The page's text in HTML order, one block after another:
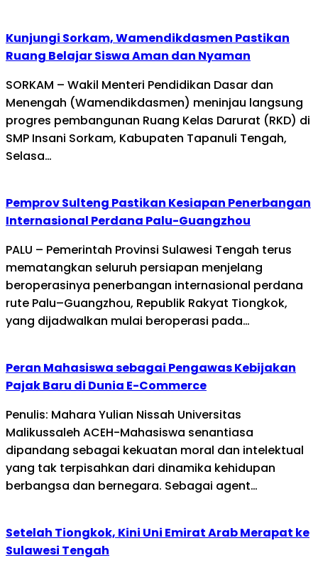
Kunjungi Sorkam, Wamendikdasmen Pastikan
Ruang Belajar Siswa Aman dan Nyaman
SORKAM – Wakil Menteri Pendidikan Dasar dan
Menengah (Wamendikdasmen) meninjau langsung
progres pembangunan Ruang Kelas Darurat (RKD) di
SMP Insani Sorkam, Kabupaten Tapanuli Tengah,
Selasa…
Pemprov Sulteng Pastikan Kesiapan Penerbangan
Internasional Perdana Palu-Guangzhou
PALU – Pemerintah Provinsi Sulawesi Tengah terus
mematangkan seluruh persiapan menjelang
beroperasinya penerbangan internasional perdana
rute Palu–Guangzhou, Republik Rakyat Tiongkok,
yang dijadwalkan mulai beroperasi pada…
Peran Mahasiswa sebagai Pengawas Kebijakan
Pajak Baru di Dunia E-Commerce
Penulis: Mahara Yulian Nissah Universitas
Malikussaleh ACEH-Mahasiswa senantiasa
dipandang sebagai kekuatan moral dan intelektual
yang tak terpisahkan dari dinamika kehidupan
berbangsa dan bernegara. Sebagai agent…
Setelah Tiongkok, Kini Uni Emirat Arab Merapat ke
Sulawesi Tengah